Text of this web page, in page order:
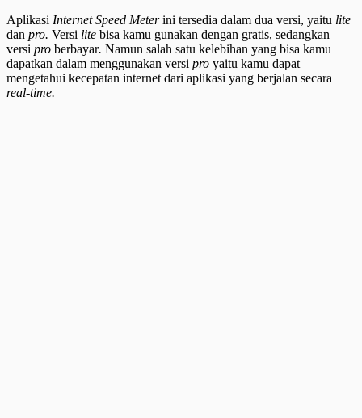
Aplikasi Internet Speed Meterini tersedia dalam dua versi, yaitu lite
dan pro. Versi lite bisa kamu gunakan dengan gratis, sedangkan
versi pro berbayar. Namun salah satu kelebihan yang bisa kamu
dapatkan dalam menggunakan versi pro yaitu kamu dapat
mengetahui kecepatan internet dari aplikasi yang berjalan secara
real-time.